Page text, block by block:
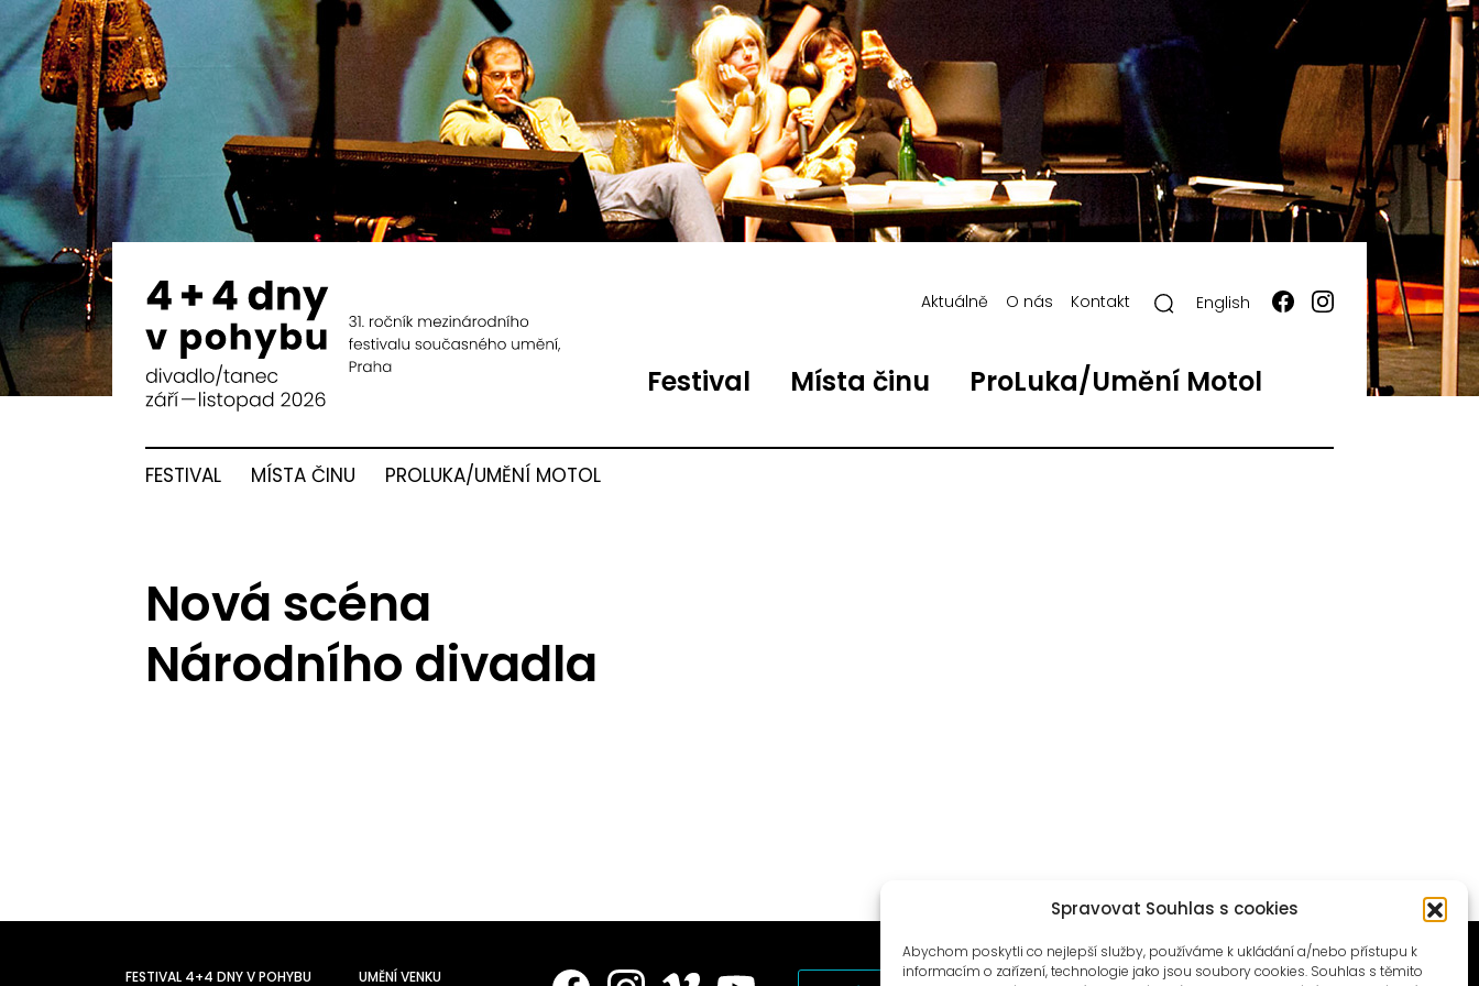
Spravovat Souhlas s cookies
Abychom poskytli co nejlepší služby, používáme k ukládání a/nebo přístupu k
informacím o zařízení, technologie jako jsou soubory cookies. Souhlas s těmito
Festival Místa činu ProLuka/Umění Motol
Aktuálně O nás Kontakt English
FESTIVAL MÍSTA ČINU PROLUKA/UMĚNÍ MOTOL
Nová scéna
Národního divadla
FESTIVAL 4+4 DNY V POHYBU UMĚNÍ VENKU